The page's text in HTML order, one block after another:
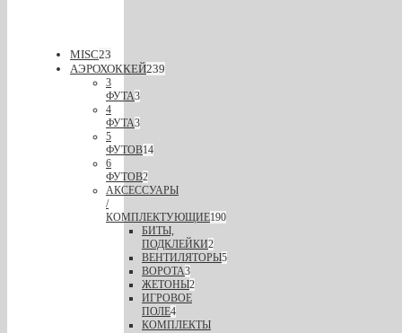
MISC23
АЭРОХОККЕЙ239
3
ФУТА3
4
ФУТА3
5
ФУТОВ14
6
ФУТОВ2
АКСЕССУАРЫ
/
КОМПЛЕКТУЮЩИЕ190
БИТЫ,
ПОДКЛЕЙКИ2
ВЕНТИЛЯТОРЫ5
ВОРОТА3
ЖЕТОНЫ2
ИГРОВОЕ
ПОЛЕ4
КОМПЛЕКТЫ